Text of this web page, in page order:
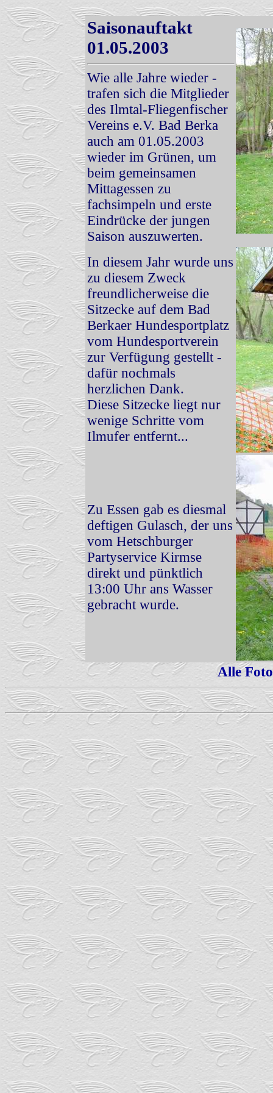
Saisonauftakt
01.05.2003
Wie alle Jahre wieder -
trafen sich die Mitglieder
des Ilmtal-Fliegenfischer
Vereins e.V. Bad Berka
auch am 01.05.2003
wieder im Grünen, um
beim gemeinsamen
Mittagessen zu
fachsimpeln und erste
Eindrücke der jungen
Saison auszuwerten.
In diesem Jahr wurde uns
zu diesem Zweck
freundlicherweise die
Sitzecke auf dem Bad
Berkaer Hundesportplatz
vom Hundesportverein
zur Verfügung gestellt -
dafür nochmals
herzlichen Dank.
Diese Sitzecke liegt nur
wenige Schritte vom
Ilmufer entfernt...
Zu Essen gab es diesmal
deftigen Gulasch, der uns
vom Hetschburger
Partyservice Kirmse
direkt und pünktlich
13:00 Uhr ans Wasser
gebracht wurde.
Alle